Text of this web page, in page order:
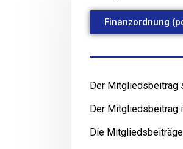
Finanzordnung
Der Mitgliedsbeitrag
Der Mitgliedsbeitrag
Die